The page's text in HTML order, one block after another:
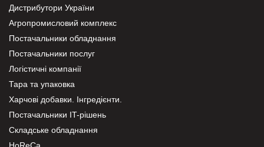
Дистрибутори України
Агропромисловий комплекс
Постачальники обладнання
Постачальники послуг
Логістичні компанії
Тара та упаковка
Харчові добавки. Інгредієнти.
Постачальники IT-рішень
Складське обладнання